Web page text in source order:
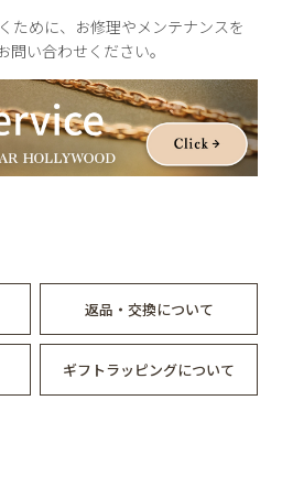
デザインです
ために、お修理やメンテナンスを
い合わせください。
返品・交換について
ギフトラッピングについて